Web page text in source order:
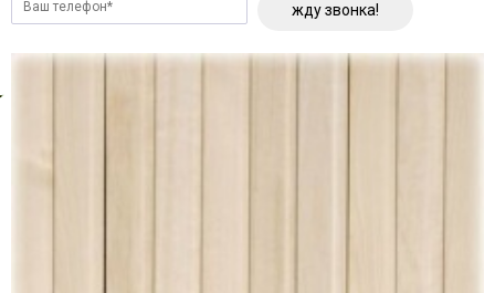
жду звонка!